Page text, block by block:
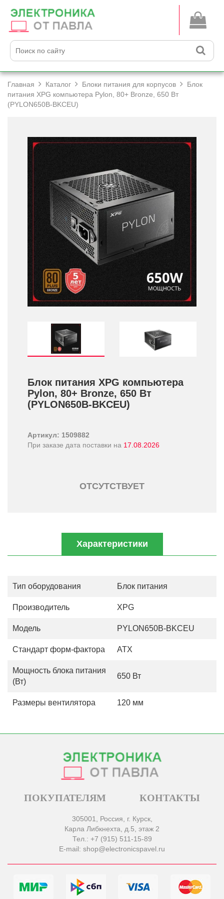
Главная Каталог Блоки питания для корпусов
Блок
питания XPG компьютера Pylon, 80+­ Bronze, 650 Вт
(PYLON650B-BKCEU)
Блок питания XPG компьютера
Pylon, 80+­ Bronze, 650 Вт
(PYLON650B-BKCEU)
Артикул: 1509882
При заказе дата поставки на 17.08.2026
ОТСУТСТВУЕТ
Характеристики
Тип оборудования Блок питания
Производитель XPG
Модель PYLON650B-BKCEU
Стандарт форм-фактора ATX
Мощность блока питания
(Вт)
650 Вт
Размеры вентилятора 120 мм
ПОКУПАТЕЛЯМ КОНТАКТЫ
305001, Россия, г. Курск,
Карла Либкнехта, д.5, этаж 2
Тел.: +7 (915) 511-15-89
E-mail: shop@electronicspavel.ru